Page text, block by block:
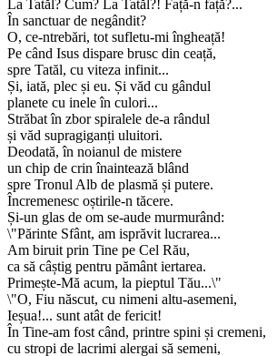
La Tatăl? Cum? La Tatăl?! Față-n față?...
În sanctuar de negândit?
O, ce-ntrebări, tot sufletu-mi îngheață!
Pe când Isus dispare brusc din ceață,
spre Tatăl, cu viteza infinit...
Și, iată, plec și eu. Și văd cu gândul
planete cu inele în culori...
Străbat în zbor spiralele de-a rândul
și văd supragiganți uluitori.
Deodată, în noianul de mistere
un chip de crin înaintează blând
spre Tronul Alb de plasmă și putere.
Încremenesc oștirile-n tăcere.
Și-un glas de om se-aude murmurând:
\"Părinte Sfânt, am isprăvit lucrarea...
Am biruit prin Tine pe Cel Rău,
ca să câștig pentru pământ iertarea.
Primește-Mă acum, la pieptul Tău...\"
\"O, Fiu născut, cu nimeni altu-asemeni,
Ieșua!... sunt atât de fericit!
În Tine-am fost când, printre spini și cremeni,
cu stropi de lacrimi alergai să semeni,